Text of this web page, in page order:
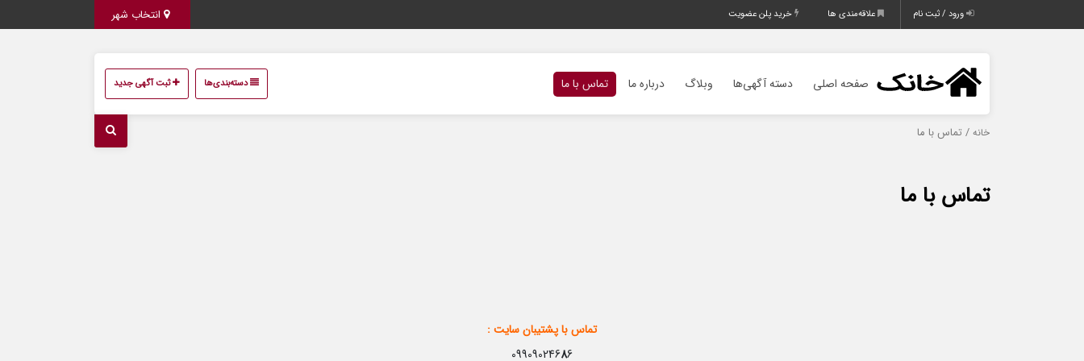
ورود / ثبت نام علاقه‌مندی ها خرید پلن عضویت
صفحه اصلی دسته آگهی‌ها وبلاگ درباره ما تماس با ما دسته‌بندی‌ها ثبت آگهی جدید
خانه / تماس با ما
تماس با ما
تماس با پشتیبان سایت :
09909024686